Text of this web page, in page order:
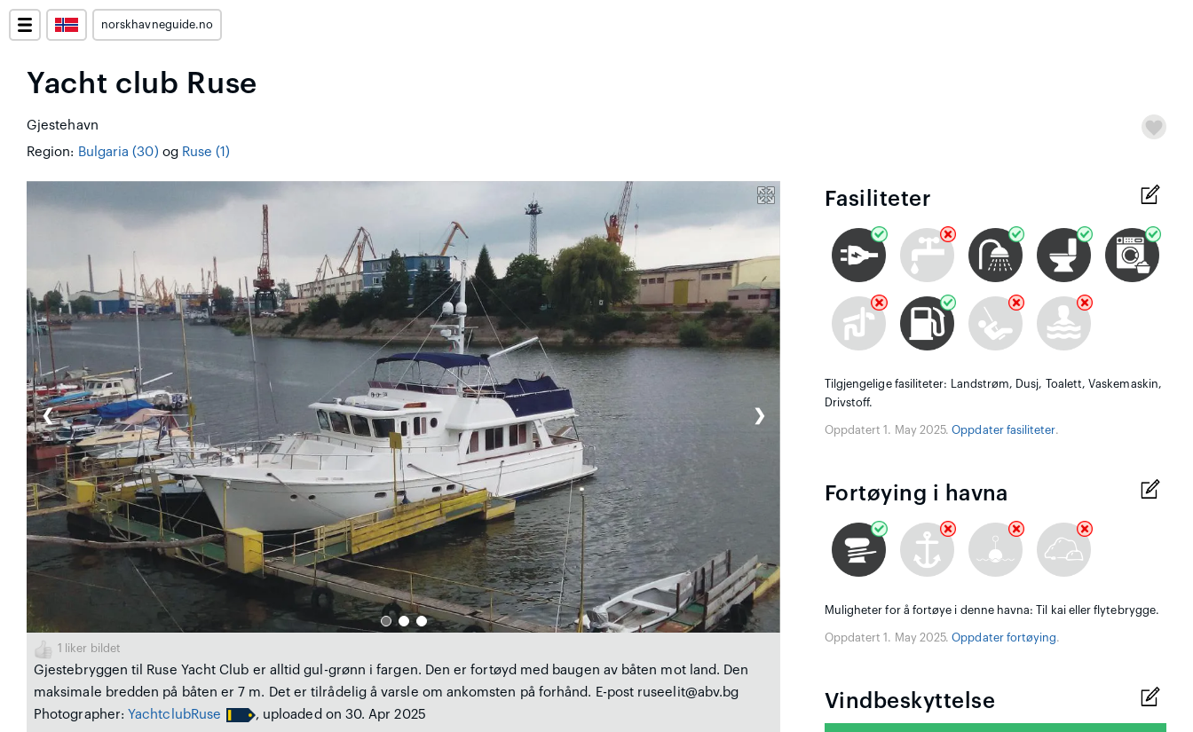
norskhavneguide.no
Yacht club Ruse
Gjestehavn
Region: Bulgaria (30) og Ruse (1)
❮ ❯
1 liker bildet
Gjestebryggen til Ruse Yacht Club er alltid gul-grønn i fargen. Den er fortøyd med baugen av båten mot land. Den
maksimale bredden på båten er 7 m. Det er tilrådelig å varsle om ankomsten på forhånd. E-post ruseelit@abv.bg
Photographer: YachtclubRuse , uploaded on 30. Apr 2025
Fasiliteter
Tilgjengelige fasiliteter: Landstrøm, Dusj, Toalett, Vaskemaskin,
Drivstoff.
Oppdatert 1. May 2025.Oppdater fasiliteter.
Fortøying i havna
Muligheter for å fortøye i denne havna: Til kai eller flytebrygge.
Oppdatert 1. May 2025.Oppdater fortøying.
Vindbeskyttelse